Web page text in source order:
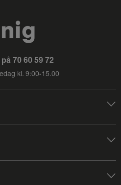
70 60 59 72
kl. 9:00-15.00